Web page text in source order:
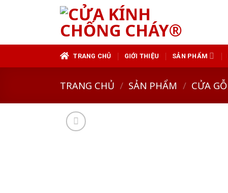
TRANG CHỦ GIỚI THIỆU SẢN PHẨM
TRANG CHỦ / SẢN PHẨM / CỬA GỖ